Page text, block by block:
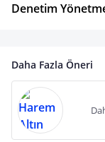
Denetim
Daha Fazla Öneri